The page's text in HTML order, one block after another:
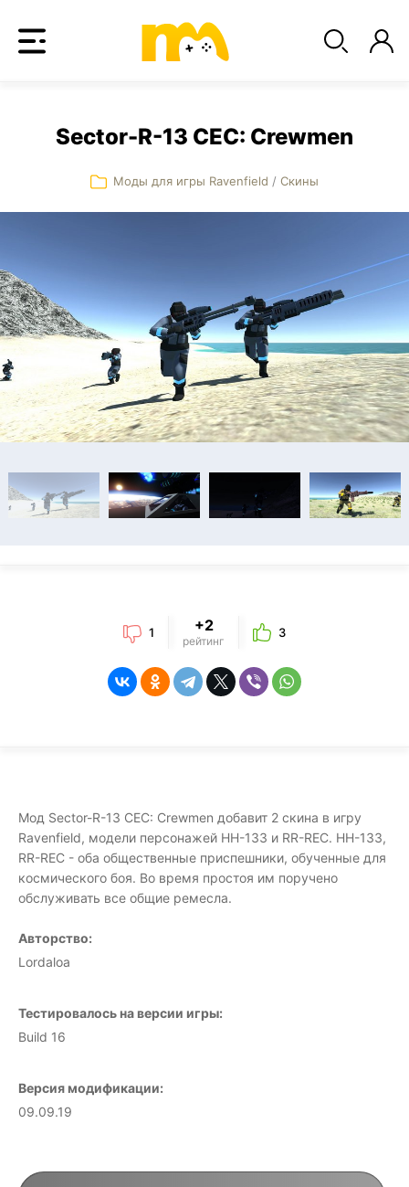
Sector-R-13 CEC: Crewmen
Моды для игры Ravenfield / Скины
1 +2
рейтинг
3
Мод Sector-R-13 CEC: Crewmen добавит 2 скина в игру
Ravenfield, модели персонажей HH-133 и RR-REC. HH-133,
RR-REC - оба общественные приспешники, обученные для
космического боя. Во время простоя им поручено
обслуживать все общие ремесла.
Авторство:
Lordaloa
Тестировалось на версии игры:
Build 16
Версия модификации:
09.09.19